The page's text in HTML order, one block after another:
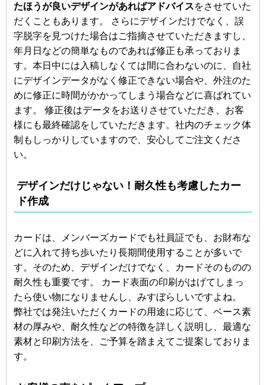
たほうが良いデザインがあればアドバイスをさせていた
だくこともあります。 さらにデザインだけでなく、誤
字脱字を見つけた場合はご指摘させていただきますし、
年月日などの簡単なものであれば修正も承っておりま
す。本日中には入稿しなくては間に合わないのに、自社
にデザインデータがなく修正できない場合や、外注のた
めに修正に時間がかかってしまう場合などに喜ばれてい
ます。 修正後はデータをお送りさせていただき、お客
様にも最終確認をしていただきます。社内のチェック体
制もしっかりしていますので、安心してご注文くださ
い。
デザインだけじゃない！耐久性も考慮したカー
ド作成
カードは、メンバーズカードでも社員証でも、お財布な
どに入れて持ち歩いたり長期間使用することが多いで
す。そのため、デザインだけでなく、カードそのものの
耐久性も重要です。 カード表面の印刷がはげてしまっ
たら使い物になりませんし、みすぼらしいですよね。
弊社では発注いただくカードの用途に応じて、ベース素
材の厚みや、耐久性などの特徴を詳しく説明し、最適な
素材と印刷方法を、ご予算を踏まえてご提案しておりま
す。